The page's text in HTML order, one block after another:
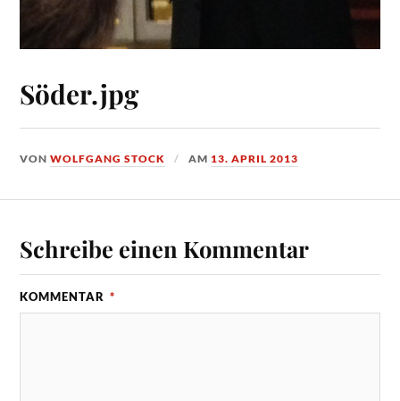
Söder.jpg
VONWOLFGANG STOCK AM 13. APRIL 2013
Schreibe einen Kommentar
KOMMENTAR *